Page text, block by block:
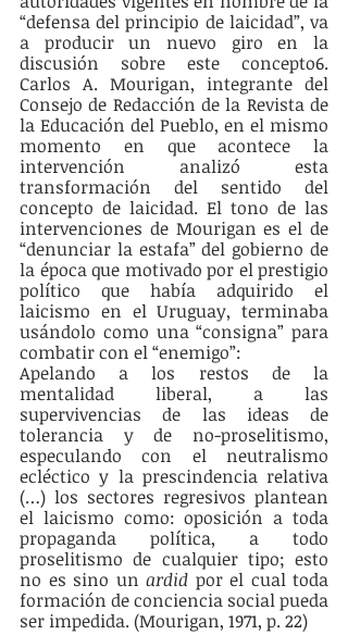
“defensa del principio de laicidad”, va
a producir un nuevo giro en la
discusión sobre este concepto6.
Carlos A. Mourigan, integrante del
Consejo de Redacción de la Revista de
la Educación del Pueblo, en el mismo
momento en que acontece la
intervención analizó esta
transformación del sentido del
concepto de laicidad. El tono de las
intervenciones de Mourigan es el de
“denunciar la estafa” del gobierno de
la época que motivado por el prestigio
político que había adquirido el
laicismo en el Uruguay, terminaba
usándolo como una “consigna” para
combatir con el “enemigo”:
Apelando a los restos de la
mentalidad liberal, a las
supervivencias de las ideas de
tolerancia y de no-proselitismo,
especulando con el neutralismo
ecléctico y la prescindencia relativa
(…) los sectores regresivos plantean
el laicismo como: oposición a toda
propaganda política, a todo
proselitismo de cualquier tipo; esto
no es sino un ardid por el cual toda
formación de conciencia social pueda
ser impedida. (Mourigan, 1971, p. 22)